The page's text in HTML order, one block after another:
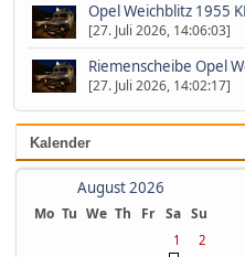
Opel Weichblitz 1955
[27. Juli 2026, 14:06:03]
Riemenscheibe Opel
[27. Juli 2026, 14:02:17]
Kalender
August 2026
Mo Tu We Th Fr Sa Su
1
2